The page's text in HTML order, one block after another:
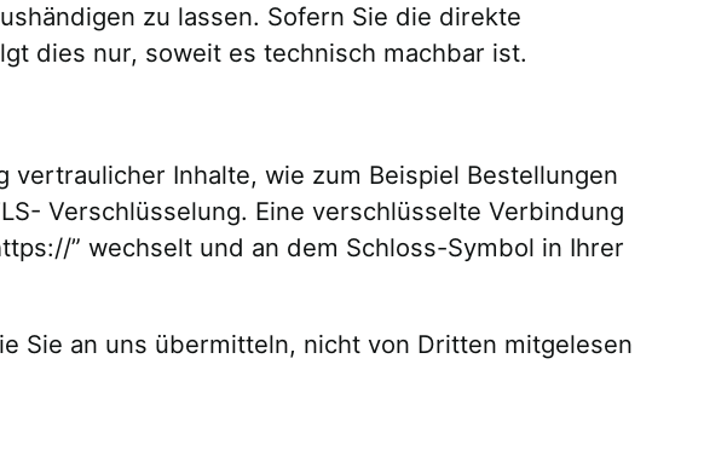
zu lassen. Sofern Sie die direkte
dies nur, soweit es technisch machbar ist.
Inhalte, wie zum Beispiel Bestellungen
Verschlüsselung. Eine verschlüsselte Verbindung
” wechselt und an dem Schloss-Symbol in Ihrer
Sie an uns übermitteln, nicht von Dritten mitgelesen